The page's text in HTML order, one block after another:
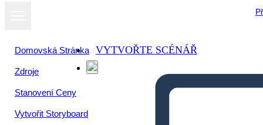
Domovská Stránka
Zdroje
Stanovení Ceny
Vytvořit Storyboard
VYTVOŘTE SCÉNÁŘ